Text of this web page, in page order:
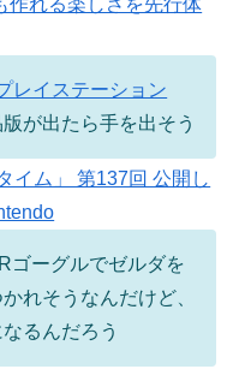
作れる楽しさを先行体
レイステーション
が出たら手を出そう
イム」 第137回 公開し
ゴーグルでゼルダを
れそうなんだけど、
るんだろう